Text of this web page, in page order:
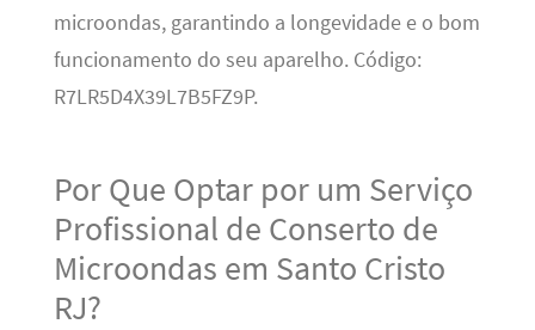
microondas, garantindo a longevidade e o bom
funcionamento do seu aparelho. Código:
R7LR5D4X39L7B5FZ9P.
Por Que Optar por um Serviço
Profissional de Conserto de
Microondas em Santo Cristo
RJ?